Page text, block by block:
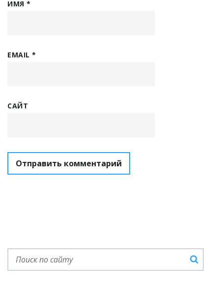
ИМЯ*
EMAIL*
САЙТ